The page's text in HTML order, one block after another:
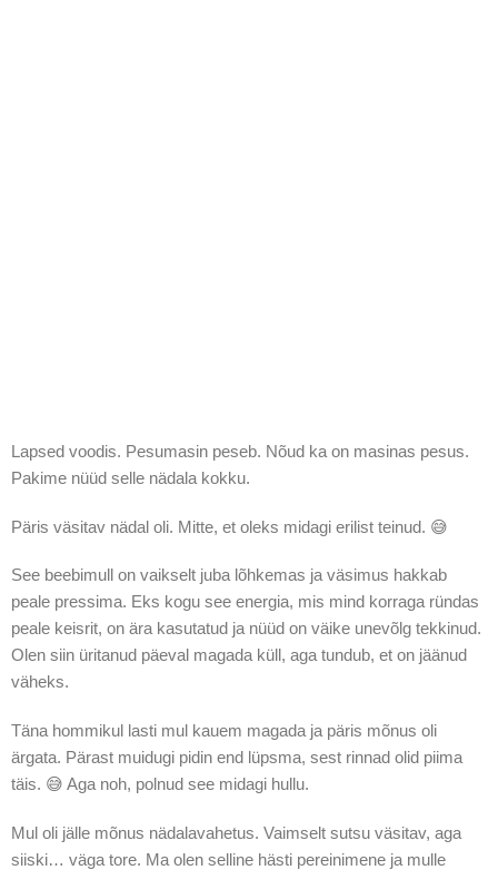
Lapsed voodis. Pesumasin peseb. Nõud ka on masinas pesus.
Pakime nüüd selle nädala kokku.
Päris väsitav nädal oli. Mitte, et oleks midagi erilist teinud. 😅
See beebimull on vaikselt juba lõhkemas ja väsimus hakkab
peale pressima. Eks kogu see energia, mis mind korraga ründas
peale keisrit, on ära kasutatud ja nüüd on väike unevõlg tekkinud.
Olen siin üritanud päeval magada küll, aga tundub, et on jäänud
väheks.
Täna hommikul lasti mul kauem magada ja päris mõnus oli
ärgata. Pärast muidugi pidin end lüpsma, sest rinnad olid piima
täis. 😅 Aga noh, polnud see midagi hullu.
Mul oli jälle mõnus nädalavahetus. Vaimselt sutsu väsitav, aga
siiski… väga tore. Ma olen selline hästi pereinimene ja mulle